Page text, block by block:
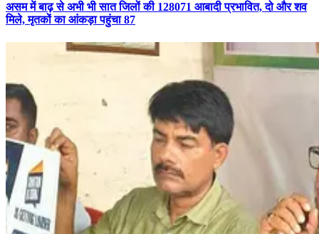
असम में बाढ़ से अभी भी सात जिलों की 128071 आबादी प्रभावित, दो और शव
मिले, मृतकों का आंकड़ा पहुंचा 87